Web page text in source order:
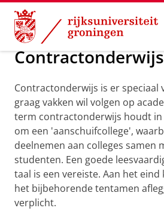
Skip
Content
Skip
Navigation
Over ons Opleidingen
Contractonderwijs
Contractonderwijs is er speciaal
graag vakken wil volgen op
term contractonderwijs houdt
om een 'aanschuifcollege',
deelnemen aan colleges samen
studenten. Een goede
taal is een vereiste. Aan het
het bijbehorende tentamen
verplicht.